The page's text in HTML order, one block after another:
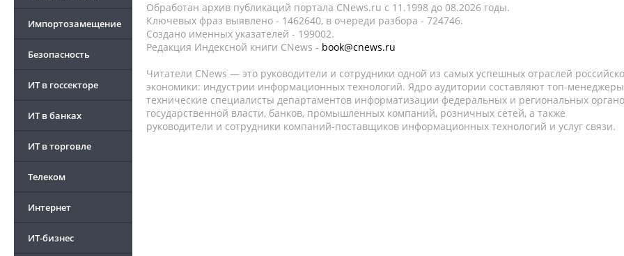
Импортозамещение
Безопасность
ИТ в госсекторе
ИТ в банках
ИТ в торговле
Телеком
Интернет
ИТ-бизнес
Обработан архив публикаций портала CNews.ru c 11.1998 до 08.2026 годы.
Ключевых фраз выявлено - 1462640, в очереди разбора - 724746.
Создано именных указателей - 199002.
Редакция Индексной книги CNews - book@cnews.ru
Читатели CNews — это руководители и сотрудники одной из самых успешных отраслей
экономики: индустрии информационных технологий. Ядро аудитории составляют топ-
технические специалисты департаментов информатизации федеральных и региональных
государственной власти, банков, промышленных компаний, розничных сетей, а также
руководители и сотрудники компаний-поставщиков информационных технологий и услуг связи.